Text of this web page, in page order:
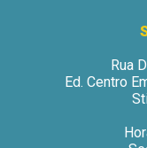
Rua
Ed. Centro